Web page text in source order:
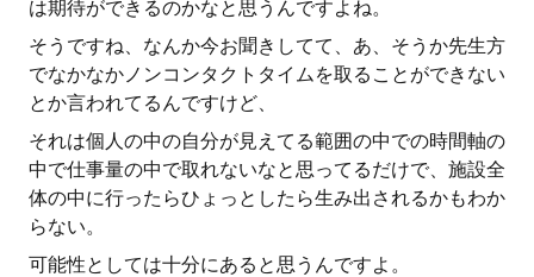
は期待ができるのかなと思うんですよね。
そうですね、なんか今お聞きしてて、あ、そうか先生方
でなかなかノンコンタクトタイムを取ることができない
とか言われてるんですけど、
それは個人の中の自分が見えてる範囲の中での時間軸の
中で仕事量の中で取れないなと思ってるだけで、施設全
体の中に行ったらひょっとしたら生み出されるかもわか
らない。
可能性としては十分にあると思うんですよ。